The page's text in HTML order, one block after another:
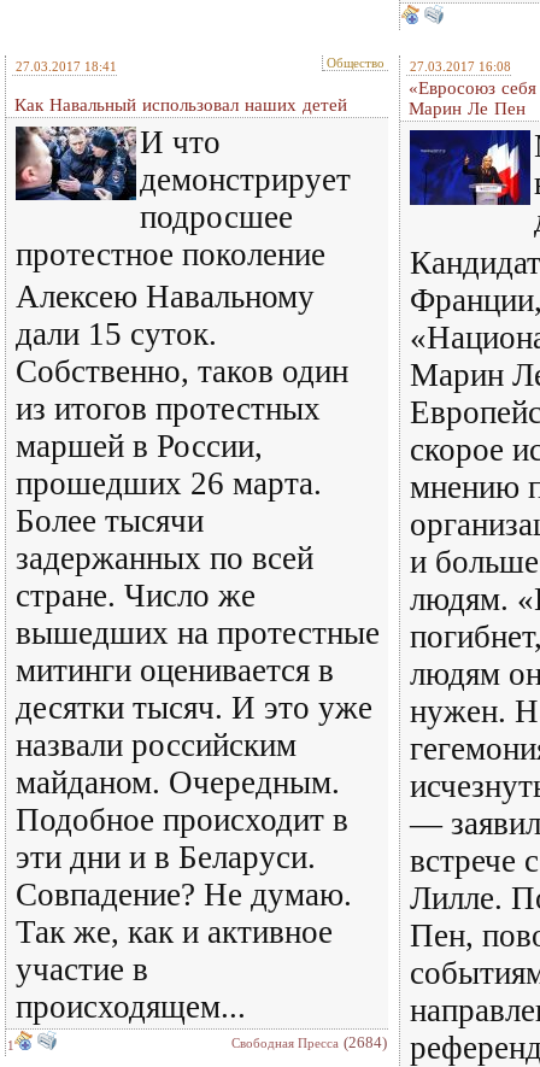
27.03.2017 18:41 Общество
Как Навальный использовал наших детей
И что
демонстрирует
подросшее
протестное поколение
Алексею Навальному
дали 15 суток.
Собственно, таков один
из итогов протестных
маршей в России,
прошедших 26 марта.
Более тысячи
задержанных по всей
стране. Число же
вышедших на протестные
митинги оценивается в
десятки тысяч. И это уже
назвали российским
майданом. Очередным.
Подобное происходит в
эти дни и в Беларуси.
Совпадение? Не думаю.
Так же, как и активное
участие в
происходящем...
1 Свободная Пресса (2684)
27.03.2017 16:08
«Евросоюз
Марин Ле Пен
Марин
скорое
мнению
и
людям.
людям
нужен.
—
встрече
Лилле.
Пен,